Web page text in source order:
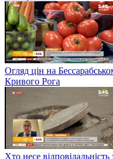
Огляд цін на
Кривого Рога
Хто несе відповідальність